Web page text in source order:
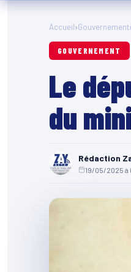
Accueil›Gouvernement›
GOUVERNEMENT
Le
du
Rédaction
19/05/2025 à